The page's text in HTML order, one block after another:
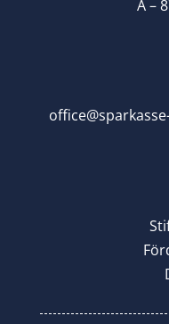
A –